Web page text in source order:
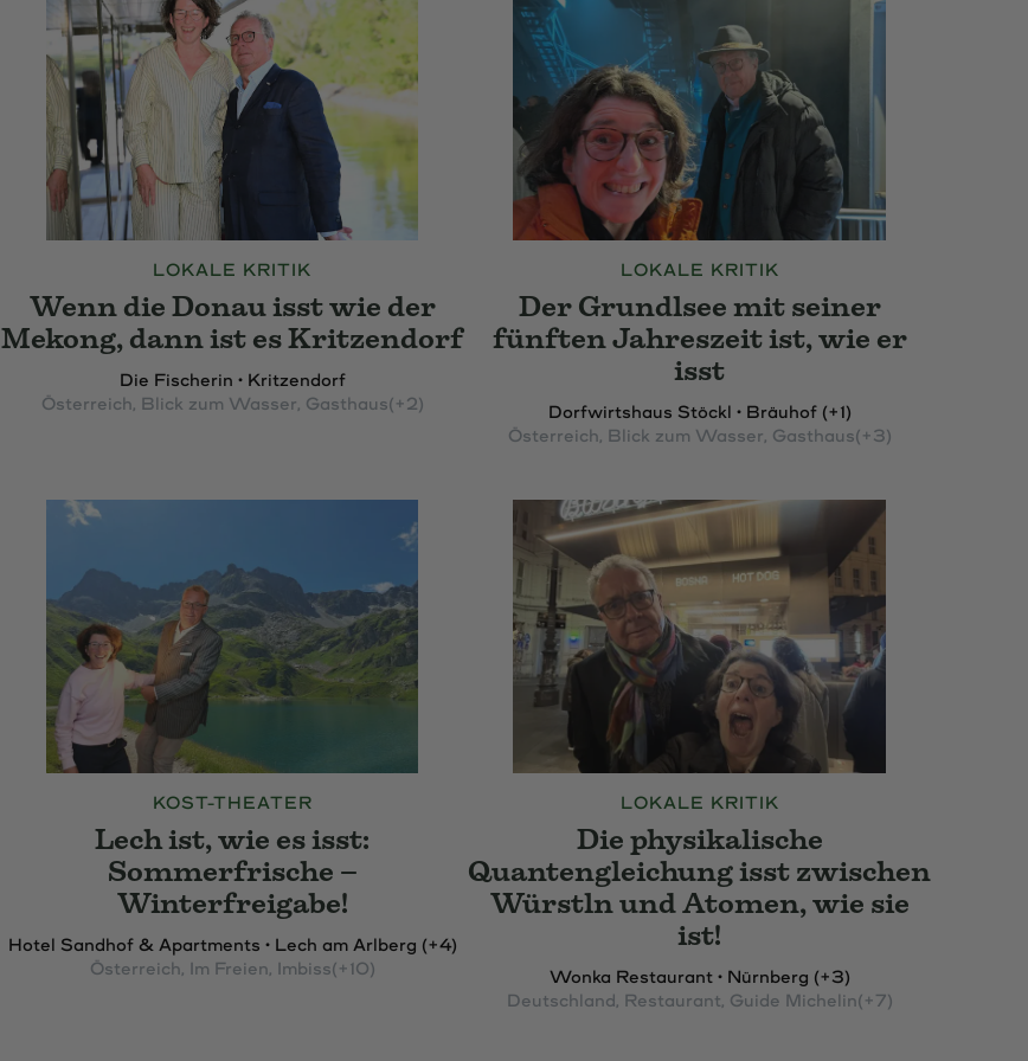
LOKALE KRITIK
Wenn die Donau isst wie der
Mekong, dann ist es Kritzendorf
Die Fischerin • Kritzendorf
Österreich, Blick zum Wasser, Gasthaus(+2)
LOKALE KRITIK
Der Grundlsee mit seiner
fünften Jahreszeit ist, wie er
isst
Dorfwirtshaus Stöckl • Bräuhof (+1)
Österreich, Blick zum Wasser, Gasthaus(+3)
KOST-THEATER
Lech ist, wie es isst:
Sommerfrische –
Winterfreigabe!
Hotel Sandhof & Apartments • Lech am Arlberg (+4)
Österreich, Im Freien, Imbiss(+10)
LOKALE KRITIK
Die physikalische
Quantengleichung isst zwischen
Würstln und Atomen, wie sie
ist!
Wonka Restaurant • Nürnberg (+3)
Deutschland, Restaurant, Guide Michelin(+7)